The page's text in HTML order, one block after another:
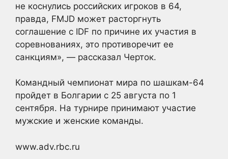
не коснулись российских игроков в 64,
правда, FMJD может расторгнуть
соглашение с IDF по причине их участия в
соревнованиях, это противоречит ее
санкциям», — рассказал Черток.
Командный чемпионат мира по шашкам-64
пройдет в Болгарии с 25 августа по 1
сентября. На турнире принимают участие
мужские и женские команды.
www.adv.rbc.ru